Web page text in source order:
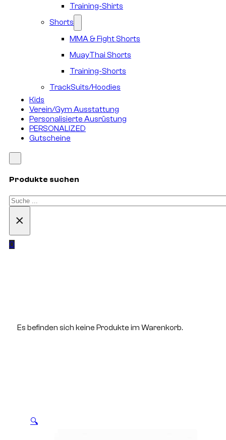
Training-Shirts
Shorts
MMA & Fight Shorts
MuayThai Shorts
Training-Shorts
TrackSuits/Hoodies
Kids
Verein/Gym Ausstattung
Personalisierte Ausrüstung
PERSONALIZED
Gutscheine
Produkte suchen
Suchen
×
0
Es befinden sich keine Produkte im Warenkorb.
🔍